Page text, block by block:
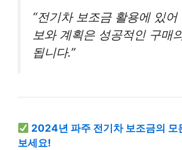
“전기차 보조금 활용에 있어
보와 계획은 성공적인 구매
됩니다.”
2024년 파주 전기차 보조금의 모
보세요!